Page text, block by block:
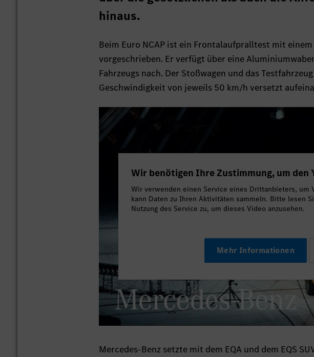
hinaus.
Beim Euro NCAP ist ein Frontalaufpralltest mit
vorgeschrieben. Er verfügt über eine
Fahrzeugs nach. Der Stoßwagen und das
Geschwindigkeit von jeweils 50 km/h versetzt
Wir benötigen Ihre Zustimmung, um den
Wir verwenden einen Service eines Drittanbieters, um
kann Daten zu Ihren Aktivitäten sammeln. Bitte lesen
Nutzung des Service zu, um dieses Video anzusehen.
Mehr Informationen
Mercedes-Benz setzte mit dem EQA und dem EQS